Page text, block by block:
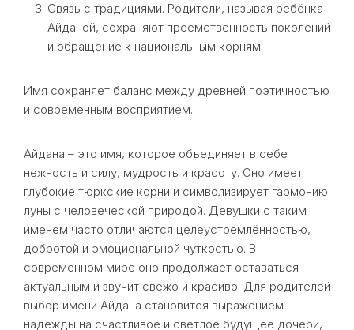
Связь с традициями. Родители, называя ребёнка
Айданой, сохраняют преемственность поколений
и обращение к национальным корням.
Имя сохраняет баланс между древней поэтичностью
и современным восприятием.
Айдана – это имя, которое объединяет в себе
нежность и силу, мудрость и красоту. Оно имеет
глубокие тюркские корни и символизирует гармонию
луны с человеческой природой. Девушки с таким
именем часто отличаются целеустремлённостью,
добротой и эмоциональной чуткостью. В
современном мире оно продолжает оставаться
актуальным и звучит свежо и красиво. Для родителей
выбор имени Айдана становится выражением
надежды на счастливое и светлое будущее дочери,